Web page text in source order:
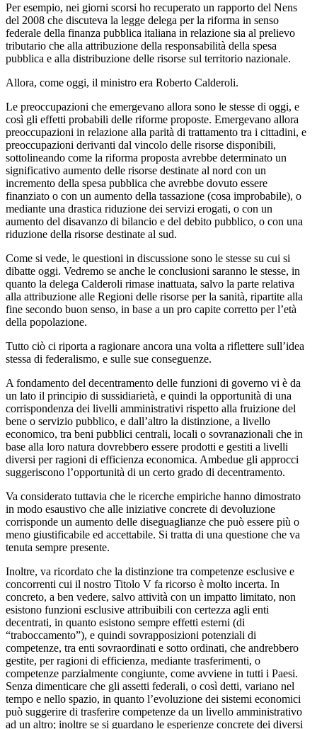
Per esempio, nei giorni scorsi ho recuperato un rapporto del Nens
del 2008 che discuteva la legge delega per la riforma in senso
federale della finanza pubblica italiana in relazione sia al prelievo
tributario che alla attribuzione della responsabilità della spesa
pubblica e alla distribuzione delle risorse sul territorio nazionale.
Allora, come oggi, il ministro era Roberto Calderoli.
Le preoccupazioni che emergevano allora sono le stesse di oggi, e
così gli effetti probabili delle riforme proposte. Emergevano allora
preoccupazioni in relazione alla parità di trattamento tra i cittadini, e
preoccupazioni derivanti dal vincolo delle risorse disponibili,
sottolineando come la riforma proposta avrebbe determinato un
significativo aumento delle risorse destinate al nord con un
incremento della spesa pubblica che avrebbe dovuto essere
finanziato o con un aumento della tassazione (cosa improbabile), o
mediante una drastica riduzione dei servizi erogati, o con un
aumento del disavanzo di bilancio e del debito pubblico, o con una
riduzione della risorse destinate al sud.
Come si vede, le questioni in discussione sono le stesse su cui si
dibatte oggi. Vedremo se anche le conclusioni saranno le stesse, in
quanto la delega Calderoli rimase inattuata, salvo la parte relativa
alla attribuzione alle Regioni delle risorse per la sanità, ripartite alla
fine secondo buon senso, in base a un pro capite corretto per l’età
della popolazione.
Tutto ciò ci riporta a ragionare ancora una volta a riflettere sull’idea
stessa di federalismo, e sulle sue conseguenze.
A fondamento del decentramento delle funzioni di governo vi è da
un lato il principio di sussidiarietà, e quindi la opportunità di una
corrispondenza dei livelli amministrativi rispetto alla fruizione del
bene o servizio pubblico, e dall’altro la distinzione, a livello
economico, tra beni pubblici centrali, locali o sovranazionali che in
base alla loro natura dovrebbero essere prodotti e gestiti a livelli
diversi per ragioni di efficienza economica. Ambedue gli approcci
suggeriscono l’opportunità di un certo grado di decentramento.
Va considerato tuttavia che le ricerche empiriche hanno dimostrato
in modo esaustivo che alle iniziative concrete di devoluzione
corrisponde un aumento delle diseguaglianze che può essere più o
meno giustificabile ed accettabile. Si tratta di una questione che va
tenuta sempre presente.
Inoltre, va ricordato che la distinzione tra competenze esclusive e
concorrenti cui il nostro Titolo V fa ricorso è molto incerta. In
concreto, a ben vedere, salvo attività con un impatto limitato, non
esistono funzioni esclusive attribuibili con certezza agli enti
decentrati, in quanto esistono sempre effetti esterni (di
“traboccamento”), e quindi sovrapposizioni potenziali di
competenze, tra enti sovraordinati e sotto ordinati, che andrebbero
gestite, per ragioni di efficienza, mediante trasferimenti, o
competenze parzialmente congiunte, come avviene in tutti i Paesi.
Senza dimenticare che gli assetti federali, o così detti, variano nel
tempo e nello spazio, in quanto l’evoluzione dei sistemi economici
può suggerire di trasferire competenze da un livello amministrativo
ad un altro; inoltre se si guardano le esperienze concrete dei diversi